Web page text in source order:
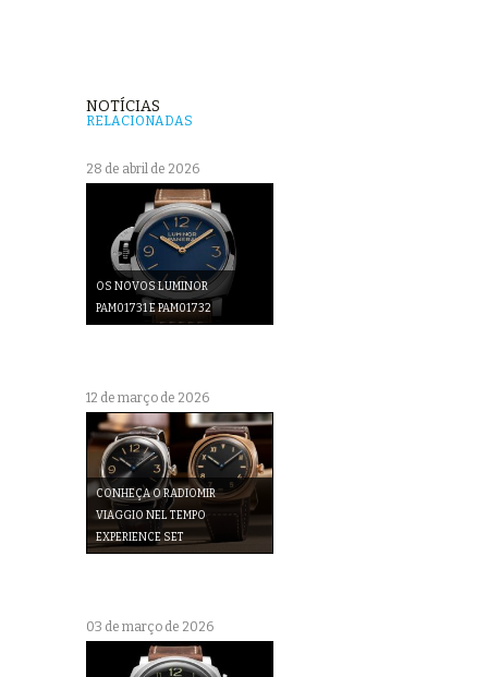
NOTÍCIAS
RELACIONADAS
28 de abril de 2026
OS NOVOS LUMINOR
PAM01731 E PAM01732
12 de março de 2026
CONHEÇA O RADIOMIR
VIAGGIO NEL TEMPO
EXPERIENCE SET
03 de março de 2026